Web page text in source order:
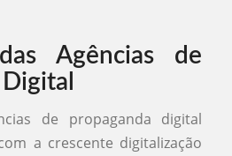
Agências de
de propaganda digital
a crescente digitalização